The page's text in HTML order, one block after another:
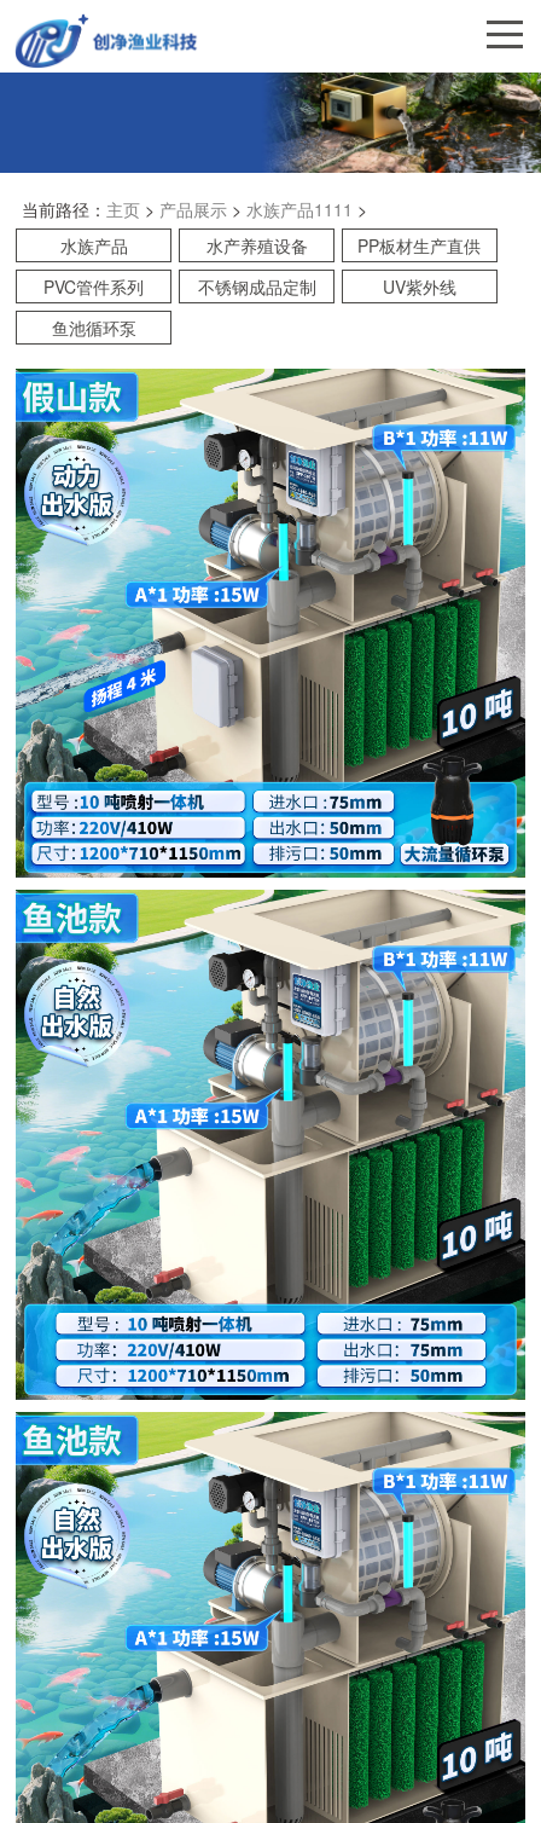
当前路径： 主页> 产品展示> 水族产品1111 >
水族产品
水产养殖设备
PP板材生产直供
PVC管件系列
不锈钢成品定制
UV紫外线
鱼池循环泵